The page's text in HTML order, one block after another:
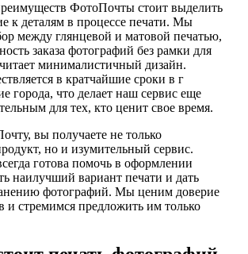
ФотоПочты стоит выделить
к деталям в процессе печати. Мы
между глянцевой и матовой печатью,
заказа фотографий без рамки для
минималистичный дизайн.
в кратчайшие сроки в г
города, что делает наш сервис еще
для тех, кто ценит свое время.
вы получаете не только
но и изумительный сервис.
готова помочь в оформлении
наилучший вариант печати и дать
фотографий. Мы ценим доверие
и стремимся предложить им только